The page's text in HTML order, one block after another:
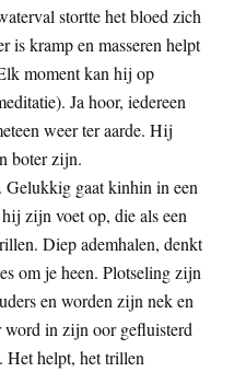
stortte het bloed zich
is kramp en masseren helpt
moment kan hij op
Ja hoor, iedereen
weer ter aarde. Hij
boter zijn.
gaat kinhin in een
zijn voet op, die als een
Diep ademhalen, denkt
om je heen. Plotseling zijn
en worden zijn nek en
word in zijn oor gefluisterd
Het helpt, het trillen